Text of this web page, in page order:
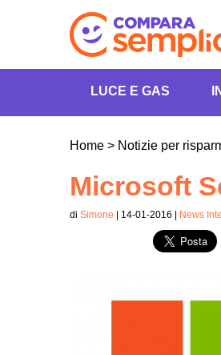
LUCE E GAS
Home > Notizie per
Microsoft
di Simone | 14-01-2016 | News